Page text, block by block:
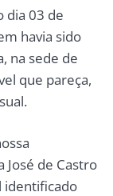
dia 03 de
havia sido
na sede de
que pareça,
José de Castro
identificado